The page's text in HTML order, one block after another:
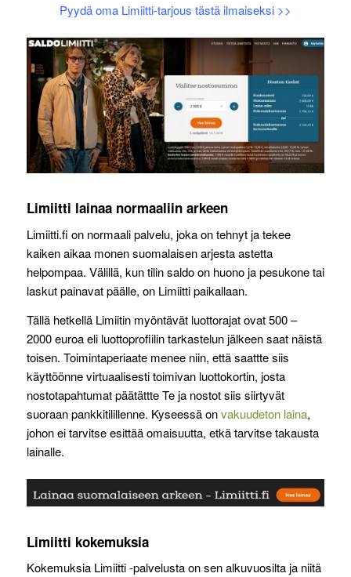
Pyydä oma Limiitti-tarjous tästä ilmaiseksi >>
Limiitti lainaa normaaliin arkeen
Limiitti.fi on normaali palvelu, joka on tehnyt ja tekee
kaiken aikaa monen suomalaisen arjesta astetta
helpompaa. Välillä, kun tilin saldo on huono ja pesukone tai
laskut painavat päälle, on Limiitti paikallaan.
Tällä hetkellä Limiitin myöntävät luottorajat ovat 500 –
2000 euroa eli luottoprofiilin tarkastelun jälkeen saat näistä
toisen. Toimintaperiaate menee niin, että saattte siis
käyttöönne virtuaalisesti toimivan luottokortin, josta
nostotapahtumat päätättte Te ja nostot siis siirtyvät
suoraan pankkitilillenne. Kyseessä onvakuudeton laina,
johon ei tarvitse esittää omaisuutta, etkä tarvitse takausta
lainalle.
Limiitti kokemuksia
Kokemuksia Limiitti -palvelusta on sen alkuvuosilta ja niitä